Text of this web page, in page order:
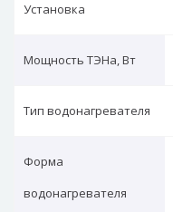
Установка
Мощность ТЭНа, Вт
Тип водонагревателя
Форма
водонагревателя